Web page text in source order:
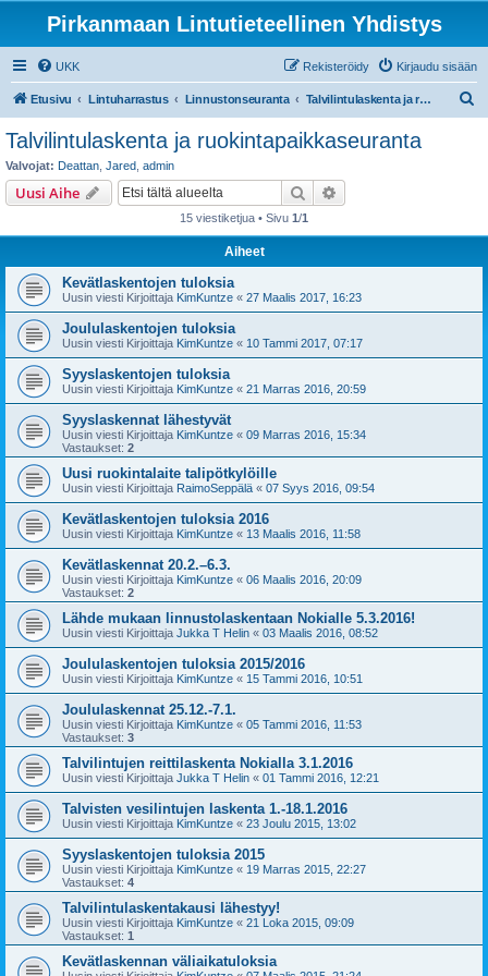
Pirkanmaan Lintutieteellinen Yhdistys
UKK Kirjaudu sisään
Rekisteröidy
Etusivu Lintuharrastus Linnustonseuranta Talvilintulaskenta ja ruokintapaikkaseuranta
Talvilintulaskenta ja ruokintapaikkaseuranta
Valvojat: Deattan Jared admin
Uusi Aihe Etsi
15 viestiketjua • Sivu 1/1
Aiheet
Kevätlaskentojen tuloksia
Uusin viesti Kirjoittaja KimKuntze « 27 Maalis 2017, 16:23
Joululaskentojen tuloksia
Uusin viesti Kirjoittaja KimKuntze « 10 Tammi 2017, 07:17
Syyslaskentojen tuloksia
Uusin viesti Kirjoittaja KimKuntze « 21 Marras 2016, 20:59
Syyslaskennat lähestyvät
Uusin viesti Kirjoittaja KimKuntze « 09 Marras 2016, 15:34
Vastaukset: 2
Uusi ruokintalaite talipötkylöille
Uusin viesti Kirjoittaja RaimoSeppälä « 07 Syys 2016, 09:54
Kevätlaskentojen tuloksia 2016
Uusin viesti Kirjoittaja KimKuntze « 13 Maalis 2016, 11:58
Kevätlaskennat 20.2.–6.3.
Uusin viesti Kirjoittaja KimKuntze « 06 Maalis 2016, 20:09
Vastaukset: 2
Lähde mukaan linnustolaskentaan Nokialle 5.3.2016!
Uusin viesti Kirjoittaja Jukka T Helin « 03 Maalis 2016, 08:52
Joululaskentojen tuloksia 2015/2016
Uusin viesti Kirjoittaja KimKuntze « 15 Tammi 2016, 10:51
Joululaskennat 25.12.-7.1.
Uusin viesti Kirjoittaja KimKuntze « 05 Tammi 2016, 11:53
Vastaukset: 3
Talvilintujen reittilaskenta Nokialla 3.1.2016
Uusin viesti Kirjoittaja Jukka T Helin « 01 Tammi 2016, 12:21
Talvisten vesilintujen laskenta 1.-18.1.2016
Uusin viesti Kirjoittaja KimKuntze « 23 Joulu 2015, 13:02
Syyslaskentojen tuloksia 2015
Uusin viesti Kirjoittaja KimKuntze « 19 Marras 2015, 22:27
Vastaukset: 4
Talvilintulaskentakausi lähestyy!
Uusin viesti Kirjoittaja KimKuntze « 21 Loka 2015, 09:09
Vastaukset: 1
Kevätlaskennan väliaikatuloksia